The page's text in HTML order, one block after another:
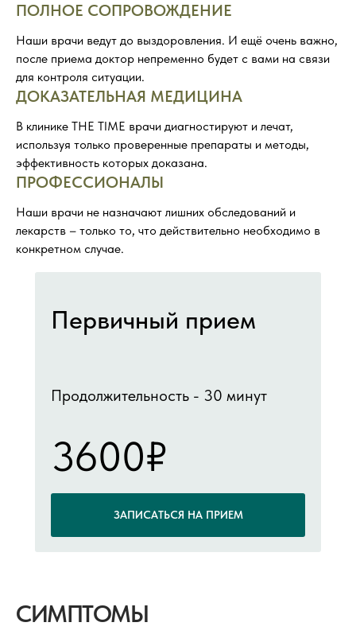
ПОЛНОЕ СОПРОВОЖДЕНИЕ
Наши врачи ведут до выздоровления. И ещё очень важно,
после приема доктор непременно будет с вами на связи
для контроля ситуации.
ДОКАЗАТЕЛЬНАЯ МЕДИЦИНА
В клинике THE TIME врачи диагностируют и лечат,
используя только проверенные препараты и методы,
эффективность которых доказана.
ПРОФЕССИОНАЛЫ
Наши врачи не назначают лишних обследований и
лекарств – только то, что действительно необходимо в
конкретном случае.
Первичный прием
Продолжительность - 30 минут
3600₽
ЗАПИСАТЬСЯ НА ПРИЕМ
СИМПТОМЫ